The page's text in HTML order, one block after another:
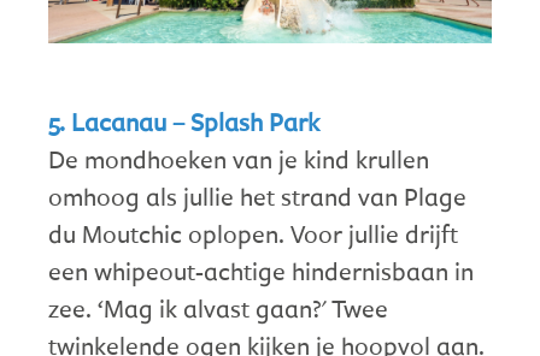
5. Lacanau – Splash Park
De mondhoeken van je kind krullen
omhoog als jullie het strand van Plage
du Moutchic oplopen. Voor jullie drijft
een whipeout-achtige hindernisbaan in
zee. ‘Mag ik alvast gaan?' Twee
twinkelende ogen kijken je hoopvol aan.